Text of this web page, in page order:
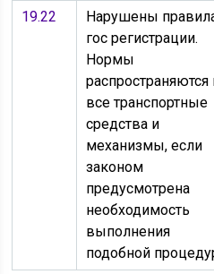
19.22
Нарушены
гос регистрации.
Нормы
распространяются
все транспортные
средства и
механизмы, если
законом
предусмотрена
необходимость
выполнения
подобной